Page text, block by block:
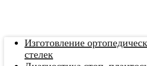
Изготовление
стелек